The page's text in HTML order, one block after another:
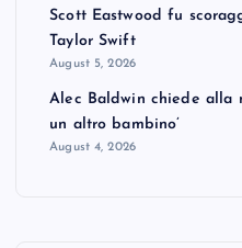
Scott Eastwood fu
Taylor Swift
August 5, 2026
Alec Baldwin chiede alla
un altro bambino’
August 4, 2026